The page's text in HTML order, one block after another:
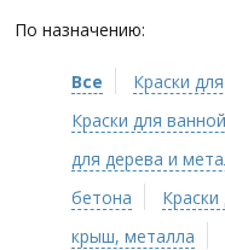
По назначению:
Все Краски
Краски для
для дерева и
бетона
крыш, металла